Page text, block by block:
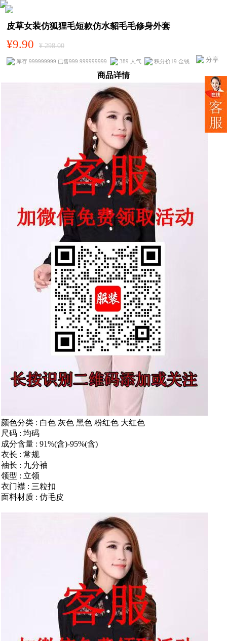
皮草女装仿狐狸毛短款仿水貂毛毛修身外套
分享
¥9.90 ¥ 298.00
库存:999999999 已售999:999999999 389 人气 积分价19 金钱
商品详情
颜色分类 : 白色 灰色 黑色 粉红色 大红色
尺码 : 均码
成分含量 : 91%(含)-95%(含)
衣长 : 常规
袖长 : 九分袖
领型 : 立领
衣门襟 : 三粒扣
面料材质 : 仿毛皮